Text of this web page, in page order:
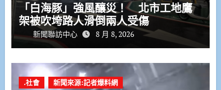
「白海豚」強風釀災！ 北市工地鷹
架被吹垮路人滑倒兩人受傷
新聞聯訪中心 8 月 8, 2026
.社會 新聞來源:記者爆料網